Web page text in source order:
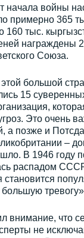
начала войны
примерно 365
160 тыс.
награждены
Союза.
большой
15
Это очень
а позже и
–
В 1946 году
распадом
становится
внимание, что
не